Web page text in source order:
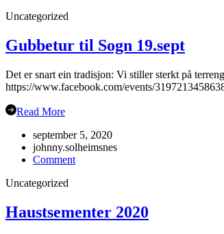
Uncategorized
Gubbetur til Sogn 19.sept
Det er snart ein tradisjon: Vi stiller sterkt på
https://www.facebook.com/events/
Read More
september 5, 2020
johnny.solheimsnes
Commenton
19.sept
Uncategorized
Haustsementer 2020